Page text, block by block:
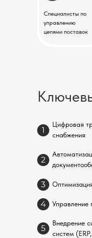
Специалисты по
управлению
цепями поставок
Цифровая
снабжения
Управление
Внедрение
систем